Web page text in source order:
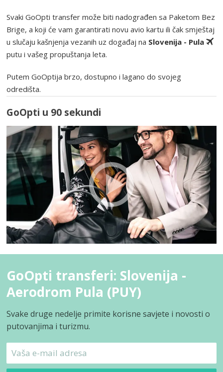
Svaki GoOpti transfer može biti nadograđen sa Paketom Bez
Brige, a koji će vam garantirati novu avio kartu ili čak smještaj
u slučaju kašnjenja vezanih uz događaj na Slovenija - Pula
putu i vašeg propuštanja leta.
Putem GoOptija brzo, dostupno i lagano do svojeg
odredišta.
GoOpti u 90 sekundi
GoOpti transferi: Slovenija -
Aerodrom Pula (PUY)
Svake druge nedelje primite korisne savjete i novosti o
putovanjima i turizmu.